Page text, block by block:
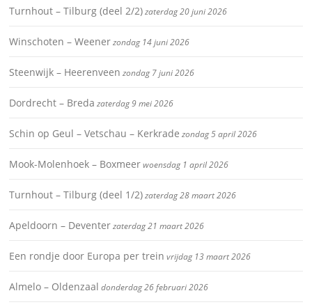
Turnhout – Tilburg (deel 2/2)zaterdag 20 juni 2026
Winschoten – Weenerzondag 14 juni 2026
Steenwijk – Heerenveen zondag 7 juni 2026
Dordrecht – Breda zaterdag 9 mei 2026
Schin op Geul – Vetschau – Kerkrade zondag 5 april 2026
Mook-Molenhoek – Boxmeerwoensdag 1 april 2026
Turnhout – Tilburg (deel 1/2)zaterdag 28 maart 2026
Apeldoorn – Deventerzaterdag 21 maart 2026
Een rondje door Europa per trein vrijdag 13 maart 2026
Almelo – Oldenzaal donderdag 26 februari 2026